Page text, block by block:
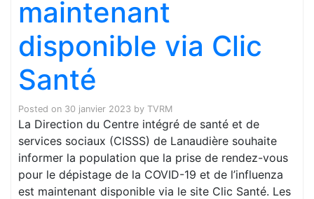
maintenant
disponible via Clic
Santé
Posted on 30 janvier 2023 by TVRM
La Direction du Centre intégré de santé et de
services sociaux (CISSS) de Lanaudière souhaite
informer la population que la prise de rendez-vous
pour le dépistage de la COVID-19 et de l’influenza
est maintenant disponible via le site Clic Santé. Les